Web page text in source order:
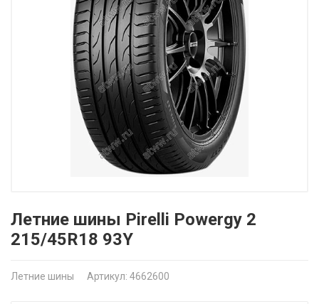
Летние шины Pirelli Powergy 2
215/45R18 93Y
Летние шины Артикул: 4662600